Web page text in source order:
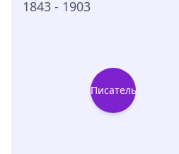
1843 - 1903
Писатель